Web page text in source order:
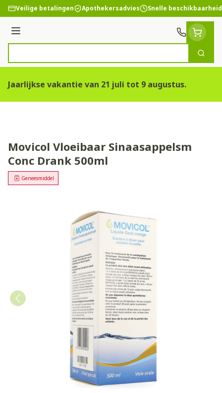
Ga naar de inhoud
Veilige betalingen Apothekersadvies Snelle beschikbaarheid
Menu
Zoek
Jaarlijkse vakantie van 21 juli tot 9 augustus.
Movicol Vloeibaar Sinaasappelsm
Conc Drank 500ml
Geneesmiddel